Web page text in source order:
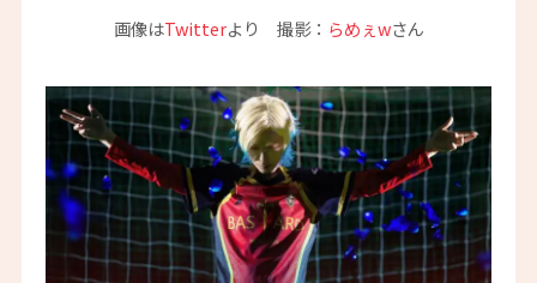
画像はTwitterより 撮影： らめぇwさん